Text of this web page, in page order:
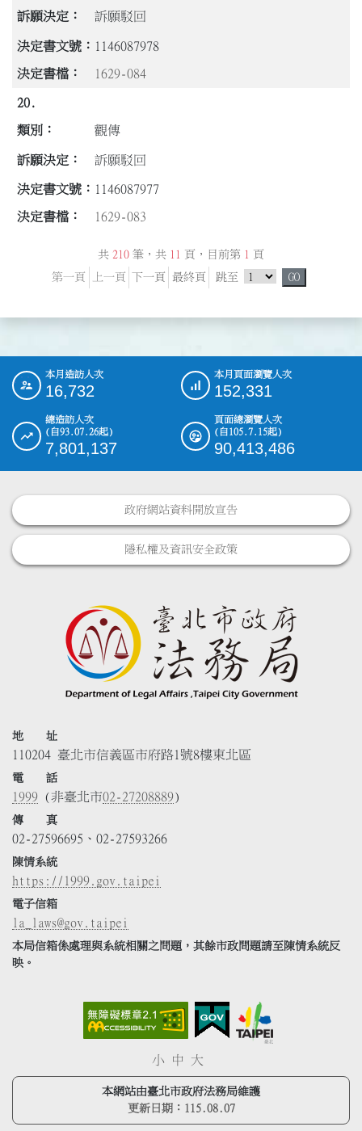
訴願駁回
1146087978
1629-084
20.
觀傳
訴願駁回
1146087977
1629-083
共 210 筆，共 11 頁，目前第 1
頁
第一頁
上一頁 下一頁 最終頁 跳至 跳頁選單 GO
::: 本月造訪人次
16,732
本月頁面瀏覽人次
152,331
總造訪人次
(自93.07.26起)
7,801,137
頁面總瀏覽人次
(自105.7.15起)
90,413,486
政府網站資料開放宣告
隱私權及資訊安全政策
地 址
110204 臺北市信義區市府路1號8樓東北區
電 話
1999 (非臺北市02-27208889)
傳 真
02-27596695、02-27593266
陳情系統
https://1999.gov.taipei
電子信箱
la_laws@gov.taipei
本局信箱係處理與系統相關之問題，其餘市政問題請至陳情系統反
映。
小 中 大
本網站由臺北市政府法務局維護
更新日期： 115.08.07